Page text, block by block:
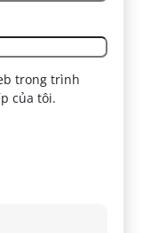
trong trình
của tôi.